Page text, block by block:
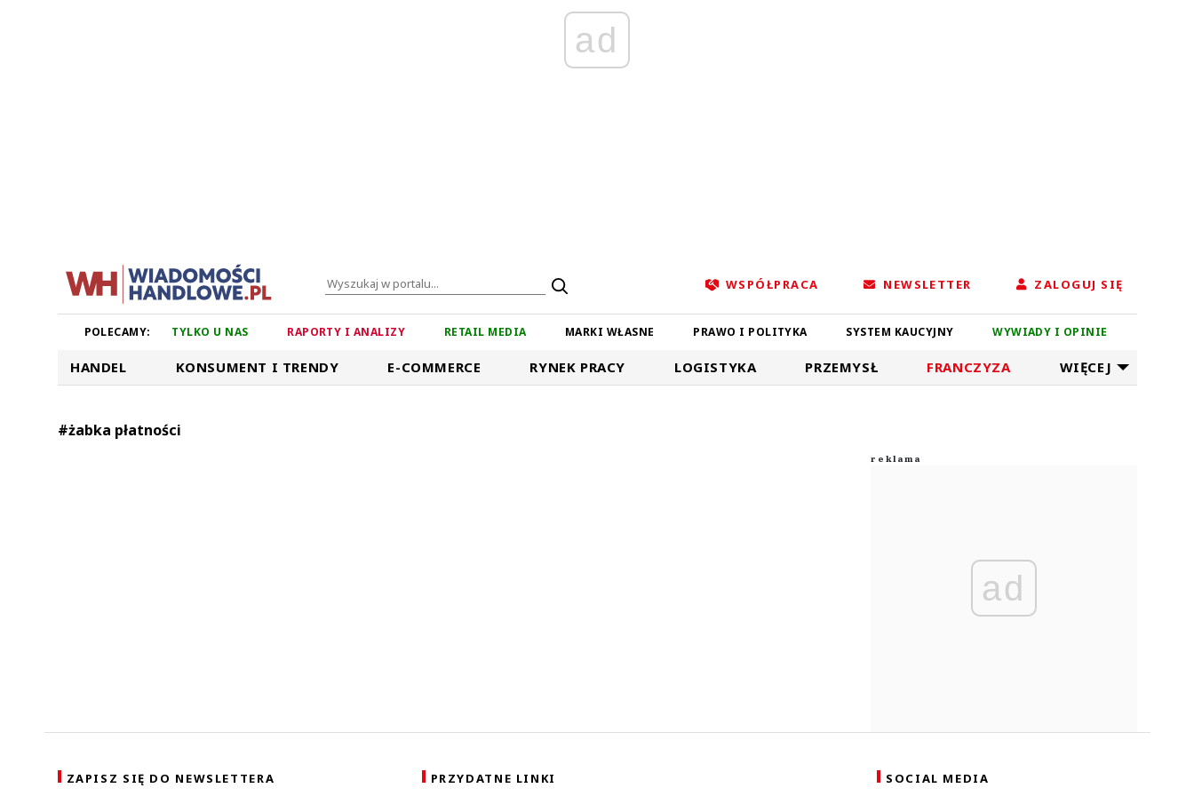
ad
WSPÓŁPRACA NEWSLETTER ZALOGUJ SIĘ
POLECAMY: TYLKO U NAS RAPORTY I ANALIZY RETAIL MEDIA MARKI WŁASNE PRAWO I POLITYKA SYSTEM KAUCYJNY WYWIADY I OPINIE
HANDEL KONSUMENT I TRENDY E-COMMERCE RYNEK PRACY LOGISTYKA PRZEMYSŁ FRANCZYZA WIĘCEJ
#żabka płatności
ad
ZAPISZ SIĘ DO NEWSLETTERA PRZYDATNE LINKI SOCIAL MEDIA